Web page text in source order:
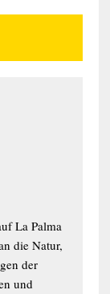
La Palma
die Natur,
der
und